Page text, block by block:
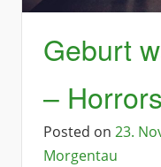
Geburt
–
Posted on 23.
Morgentau